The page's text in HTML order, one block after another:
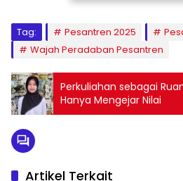
Tag: Pesantren 2025
Wajah Peradaban Pesantren
Perkuliahan sebagai
Hanya Mengejar Nilai
Artikel Terkait